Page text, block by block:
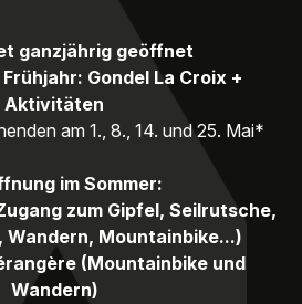
ganzjährig geöffnet
Gondel La Croix +
Aktivitäten
am 1., 8., 14. und 25. Mai*
im Sommer:
zum Gipfel, Seilrutsche,
Wandern, Mountainbike...)
(Mountainbike und
Wandern)